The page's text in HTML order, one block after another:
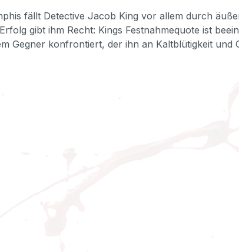
fällt Detective Jacob King vor allem durch
gibt ihm Recht: Kings Festnahmequote ist
Gegner konfrontiert, der ihn an Kaltblütigkeit und